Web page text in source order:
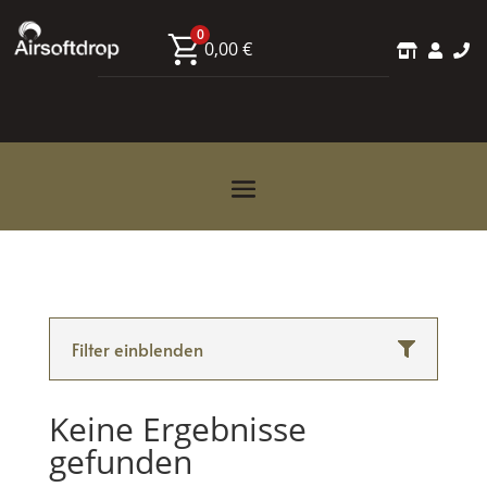
0
0,00€   
Filter einblenden
Keine Ergebnisse
gefunden